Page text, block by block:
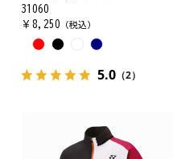
31060
￥ 8,250 （税込）
5.0 （2）